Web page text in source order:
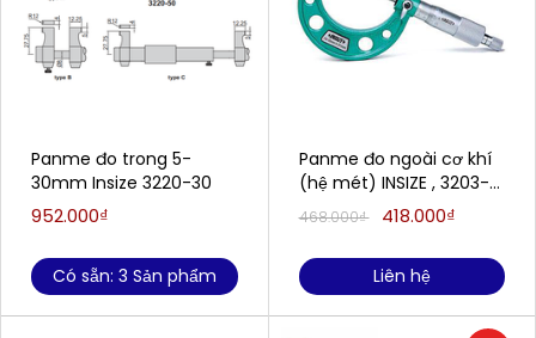
Panme đo trong 5-
30mm Insize 3220-30
952.000₫
Có sẵn: 3 Sản phẩm
Panme đo ngoài cơ khí
(hệ mét) INSIZE , 3203-
50A (25-50mm/0.01)
468.000₫ 418.000₫
Liên hệ